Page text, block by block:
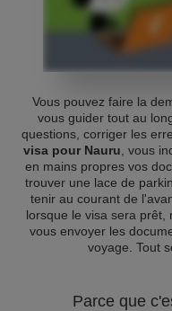
Vous pouvez faire la
vous guider tout au
questions, corriger les
visa pour Nauru , vous
en mains propres vos
trouver une lace de
tenir au courant de
lorsque le visa sera prêt,
vous envoyer les
voyage. Tout
Parce que